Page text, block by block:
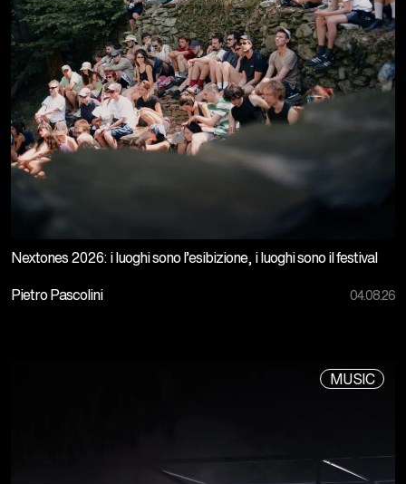
Nextones 2026: i luoghi sono l’esibizione, i luoghi sono il festival
Pietro Pascolini 04.08.26
MUSIC